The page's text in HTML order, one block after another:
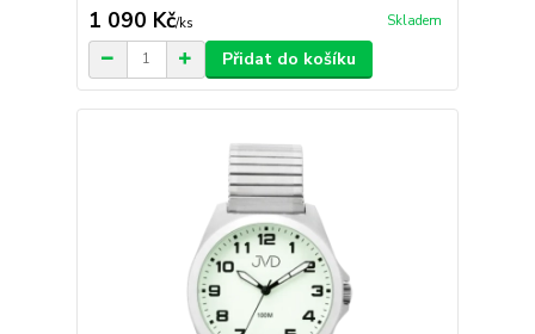
1 090 Kč/ks Skladem
Přidat do košíku